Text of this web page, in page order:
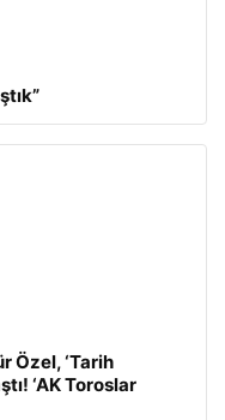
Özel, ‘Tarih
‘AK Toroslar